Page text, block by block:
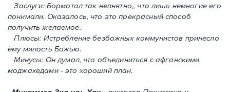
Заслуги: Бормотал так невнятно,, что лишь немногие его
понимали. Oказалось, что это прекрасный способ
получить желаемое.
Плюсы: Истребление безбожных коммунистов принесло
ему милость Божью.
Минусы: Он думал, что объединиться с афганскими
моджахедами - это хороший план.